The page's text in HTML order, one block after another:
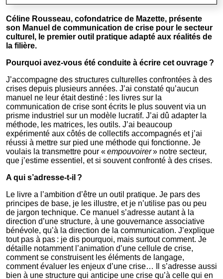
Céline Rousseau, cofondatrice de Mazette, présente
son Manuel de communication de crise pour le secteur
culturel, le premier outil pratique adapté aux réalités de
la filière.
Pourquoi avez-vous été conduite à écrire cet ouvrage ?
J’accompagne des structures culturelles confrontées à des
crises depuis plusieurs années. J’ai constaté qu’aucun
manuel ne leur était destiné : les livres sur la
communication de crise sont écrits le plus souvent via un
prisme industriel sur un modèle lucratif. J’ai dû adapter la
méthode, les matrices, les outils. J’ai beaucoup
expérimenté aux côtés de collectifs accompagnés et j’ai
réussi à mettre sur pied une méthode qui fonctionne. Je
voulais la transmettre pour «empouvoirer» notre secteur,
que j’estime essentiel, et si souvent confronté à des crises.
A qui s’adresse-t-il ?
Le livre a l’ambition d’être un outil pratique. Je pars des
principes de base, je les illustre, et je n’utilise pas ou peu
de jargon technique. Ce manuel s’adresse autant à la
direction d’une structure, à une gouvernance associative
bénévole, qu’à la direction de la communication. J’explique
tout pas à pas : je dis pourquoi, mais surtout comment. Je
détaille notamment l’animation d’une cellule de crise,
comment se construisent les éléments de langage,
comment évaluer les enjeux d’une crise… Il s’adresse aussi
bien à une structure qui anticipe une crise qu’à celle qui en